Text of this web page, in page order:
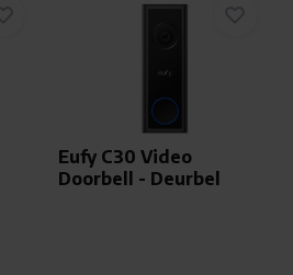
Eufy C30 Video
Doorbell - Deurbel